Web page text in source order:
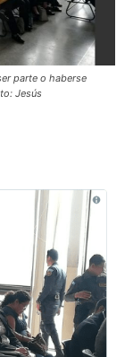
parte o haberse
Jesús